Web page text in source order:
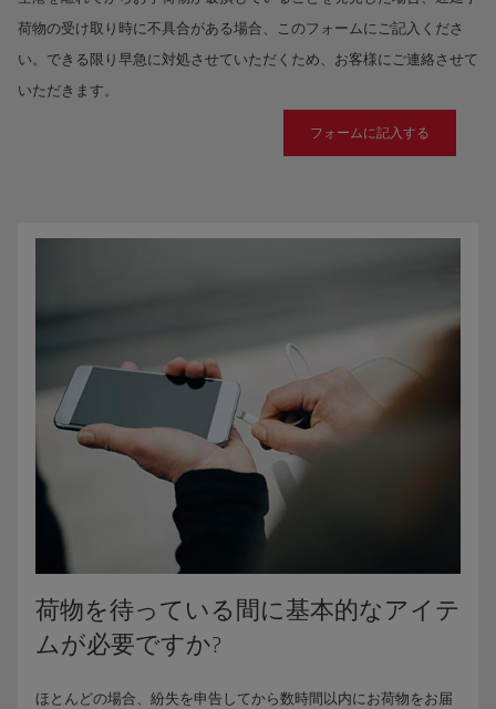
荷物の受け取り時に不具合がある場合、このフォームにご記入くださ
い。できる限り早急に対処させていただくため、お客様にご連絡させて
いただきます。
フォームに記入する
荷物を待っている間に基本的なアイテ
ムが必要ですか?
ほとんどの場合、紛失を申告してから数時間以内にお荷物をお届